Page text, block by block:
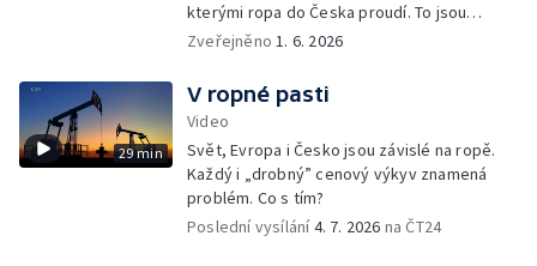
kterými ropa do Česka proudí. To jsou
některé z parametrů tuzemského trhu s
dopadech aktuálního ropné krize
odstartované válkou v Íránu hovoří v
rozhovoru s Michalem Šenkem ekonom Aleš
Rod.
Zveřejněno1. 6. 2026
29 min
V ropné pasti
Video
Svět, Evropa i Česko jsou závislé na ropě.
Každý i „drobný” cenový výkyv znamená
problém. Co s tím?
Poslední vysílání4. 7. 2026 na ČT24